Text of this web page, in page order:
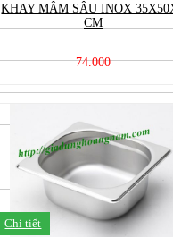
KHAY MÂM SÂU INOX
CM
74.000
Chi tiết